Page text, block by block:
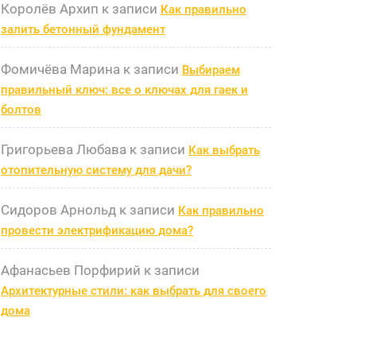
Королёв Архип к записи Как правильно
залить бетонный фундамент
Фомичёва Марина к записи Выбираем
правильный ключ: все о ключах для гаек и
болтов
Григорьева Любава к записи Как выбрать
отопительную систему для дачи?
Сидоров Арнольд к записи Как правильно
провести электрификацию дома?
Афанасьев Порфирий к записи
Архитектурные стили: как выбрать для своего
дома